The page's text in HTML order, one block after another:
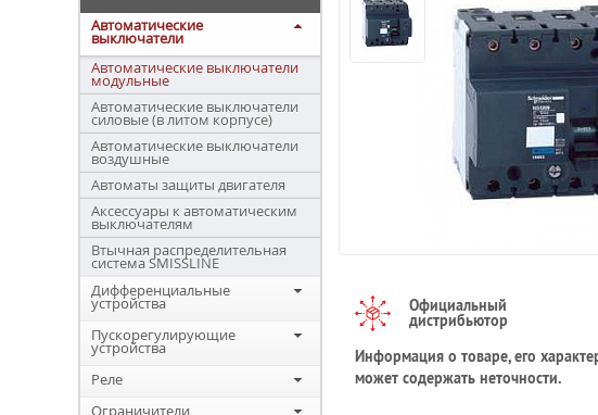
Автоматические
выключатели
Автоматические выключатели
модульные
Автоматические выключатели
силовые (в литом корпусе)
Автоматические выключатели
воздушные
Автоматы защиты двигателя
Аксессуары к автоматическим
выключателям
Втычная распределительная
система SMISSLINE
Дифференциальные
устройства
Пускорегулирующие
устройства
Реле
Ограничители
Официальный
дистрибьютор
Информация о товаре, его
может содержать неточности.